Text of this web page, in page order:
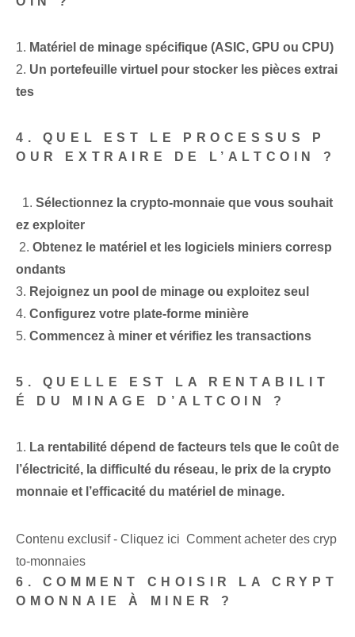
1. Matériel de minage spécifique (ASIC, GPU ou CPU)
2. Un⁢ portefeuille virtuel pour stocker les pièces extrai
tes
4. QUEL EST LE PROCESSUS P
OUR EXTRAIRE DE L’ALTCOIN ?
​ ⁢⁣ 1. Sélectionnez la crypto-monnaie que vous souhait
ez exploiter
⁢ 2. Obtenez le matériel et les logiciels miniers corresp
ondants
3. Rejoignez un pool de minage ou exploitez seul
4. Configurez⁢ votre plate-forme minière
5. Commencez à miner et vérifiez les transactions
5.​ QUELLE EST LA RENTABILIT
É DU MINAGE D’ALTCOIN ?
1. La rentabilité dépend de facteurs tels que le coût de
l’électricité, la difficulté du réseau, le prix de la crypto
monnaie et l’efficacité du matériel de minage.
Contenu exclusif - Cliquez ici Comment acheter des cryp
to-monnaies
6. COMMENT CHOISIR LA CRYPT
OMONNAIE À MINER ?